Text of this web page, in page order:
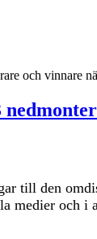
och vinnare
till den
och i